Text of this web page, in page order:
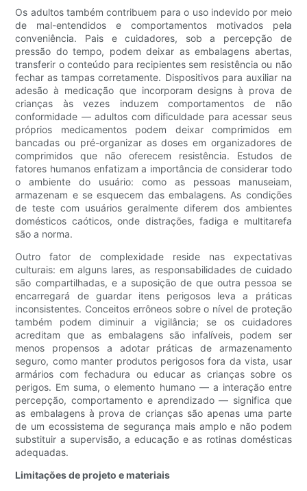
Os adultos também contribuem para o uso indevido por meio
de mal-entendidos e comportamentos motivados pela
conveniência. Pais e cuidadores, sob a percepção de
pressão do tempo, podem deixar as embalagens abertas,
transferir o conteúdo para recipientes sem resistência ou não
fechar as tampas corretamente. Dispositivos para auxiliar na
adesão à medicação que incorporam designs à prova de
crianças às vezes induzem comportamentos de não
conformidade — adultos com dificuldade para acessar seus
próprios medicamentos podem deixar comprimidos em
bancadas ou pré-organizar as doses em organizadores de
comprimidos que não oferecem resistência. Estudos de
fatores humanos enfatizam a importância de considerar todo
o ambiente do usuário: como as pessoas manuseiam,
armazenam e se esquecem das embalagens. As condições
de teste com usuários geralmente diferem dos ambientes
domésticos caóticos, onde distrações, fadiga e multitarefa
são a norma.
Outro fator de complexidade reside nas expectativas
culturais: em alguns lares, as responsabilidades de cuidado
são compartilhadas, e a suposição de que outra pessoa se
encarregará de guardar itens perigosos leva a práticas
inconsistentes. Conceitos errôneos sobre o nível de proteção
também podem diminuir a vigilância; se os cuidadores
acreditam que as embalagens são infalíveis, podem ser
menos propensos a adotar práticas de armazenamento
seguro, como manter produtos perigosos fora da vista, usar
armários com fechadura ou educar as crianças sobre os
perigos. Em suma, o elemento humano — a interação entre
percepção, comportamento e aprendizado — significa que
as embalagens à prova de crianças são apenas uma parte
de um ecossistema de segurança mais amplo e não podem
substituir a supervisão, a educação e as rotinas domésticas
adequadas.
Limitações de projeto e materiais